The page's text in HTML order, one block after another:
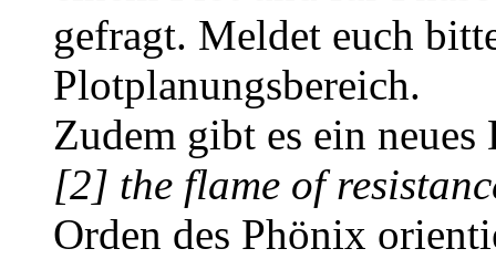
gefragt. Meldet euch
Plotplanungsbereich.
Zudem gibt es ein
[2] the flame of
Orden des Phönix